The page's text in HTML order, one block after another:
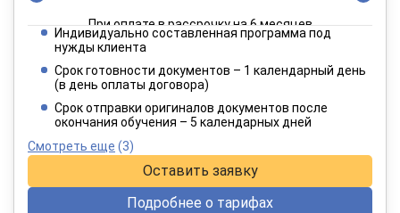
При оплате в рассрочку на 6 месяцев
3 849 руб. / 6 414 руб.
При оплате в рассрочку на 12 месяцев
Индивидуально составленная программа под
нужды клиента
Срок готовности документов – 1 календарный день
(в день оплаты договора)
Срок отправки оригиналов документов после
окончания обучения – 5 календарных дней
Смотреть еще (3)
Оставить заявку
Подробнее о тарифах